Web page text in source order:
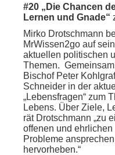
#20 „ Die Chancen
Lernen und Gnade“
Mirko Drotschmann
MrWissen2go auf
aktuellen politischen
Themen.
Bischof Peter
Schneider in der
„Lebensfragen“ zum
Lebens. Über Ziele,
rät Drotschmann „zu
offenen und
Probleme
hervorheben.“